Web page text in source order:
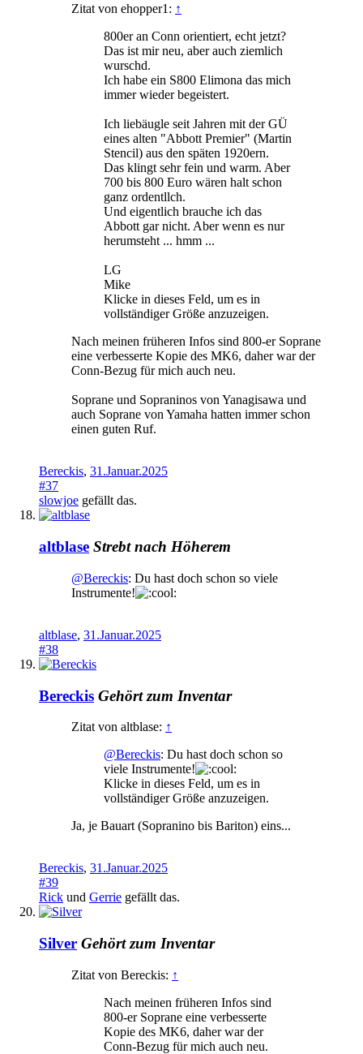
Zitat von ehopper1: ↑
800er an Conn orientiert, echt jetzt?
Das ist mir neu, aber auch ziemlich
wurschd.
Ich habe ein S800 Elimona das mich
immer wieder begeistert.
Ich liebäugle seit Jahren mit der GÜ
eines alten "Abbott Premier" (Martin
Stencil) aus den späten 1920ern.
Das klingt sehr fein und warm. Aber
700 bis 800 Euro wären halt schon
ganz ordentllch.
Und eigentlich brauche ich das
Abbott gar nicht. Aber wenn es nur
herumsteht ... hmm ...
LG
Mike
Klicke in dieses Feld, um es in
vollständiger Größe anzuzeigen.
Nach meinen früheren Infos sind 800-er Soprane
eine verbesserte Kopie des MK6, daher war der
Conn-Bezug für mich auch neu.
Soprane und Sopraninos von Yanagisawa und
auch Soprane von Yamaha hatten immer schon
einen guten Ruf.
Bereckis, 31.Januar.2025
#37
slowjoe gefällt das.
altblase Strebt nach Höherem
@Bereckis: Du hast doch schon so viele
Instrumente!
altblase, 31.Januar.2025
#38
Bereckis Gehört zum Inventar
Zitat von altblase: ↑
@Bereckis: Du hast doch schon so
viele Instrumente!
Klicke in dieses Feld, um es in
vollständiger Größe anzuzeigen.
Ja, je Bauart (Sopranino bis Bariton) eins...
Bereckis, 31.Januar.2025
#39
Rick und Gerrie gefällt das.
Silver Gehört zum Inventar
Zitat von Bereckis: ↑
Nach meinen früheren Infos sind
800-er Soprane eine verbesserte
Kopie des MK6, daher war der
Conn-Bezug für mich auch neu.